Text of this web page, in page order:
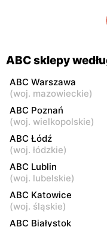
ABC
Warszawa, ul.
321
ABC
Warszawa, ul.
20
ABC
Warszawa, ul.
39
ABC
Warszawa, ul.
ABC sklepy
ABC Warszawa
(woj. mazowieckie)
ABC Poznań
(woj. wielkopolskie)
ABC Łódź
(woj. łódzkie)
ABC Lublin
(woj. lubelskie)
ABC Katowice
(woj. śląskie)
ABC Białystok